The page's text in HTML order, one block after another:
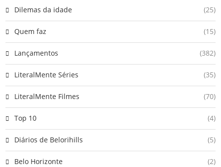
Dilemas da idade (25)
Quem faz (15)
Lançamentos (382)
LiteralMente Séries (35)
LiteralMente Filmes (70)
Top 10 (4)
Diários de Belorihills (5)
Belo Horizonte (2)